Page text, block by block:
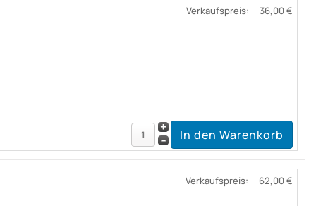
Verkaufspreis: 36,00 €
Verkaufspreis: 62,00 €